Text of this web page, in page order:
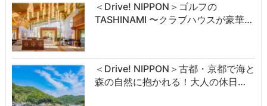
＜Drive! NIPPON＞ゴルフの
TASHINAMI 〜クラブハウスが豪華…
＜Drive! NIPPON＞古都・京都で海と
森の自然に抱かれる！大人の休日…